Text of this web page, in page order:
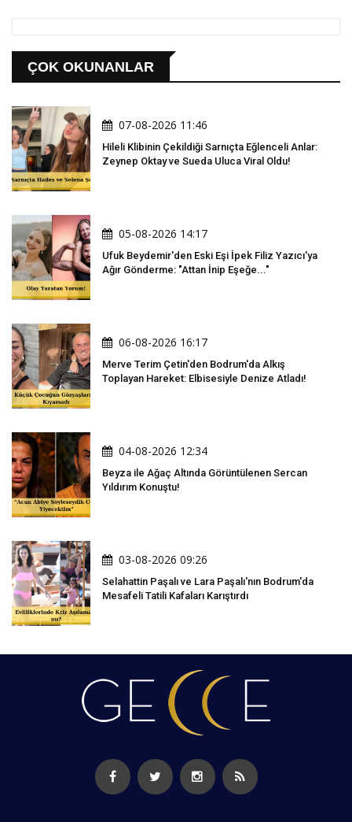
ÇOK OKUNANLAR
07-08-2026 11:46
Hileli Klibinin Çekildiği Sarnıçta Eğlenceli Anlar:
Zeynep Oktay ve Sueda Uluca Viral Oldu!
05-08-2026 14:17
Ufuk Beydemir'den Eski Eşi İpek Filiz Yazıcı'ya
Ağır Gönderme: "Attan İnip Eşeğe..."
06-08-2026 16:17
Merve Terim Çetin'den Bodrum'da Alkış
Toplayan Hareket: Elbisesiyle Denize Atladı!
04-08-2026 12:34
Beyza ile Ağaç Altında Görüntülenen Sercan
Yıldırım Konuştu!
03-08-2026 09:26
Selahattin Paşalı ve Lara Paşalı'nın Bodrum'da
Mesafeli Tatili Kafaları Karıştırdı